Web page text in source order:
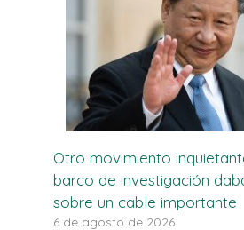
Otro movimiento
barco de investigación
sobre un cable importante
6 de agosto de 2026